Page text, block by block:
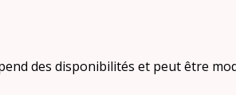
des disponibilités et peut être